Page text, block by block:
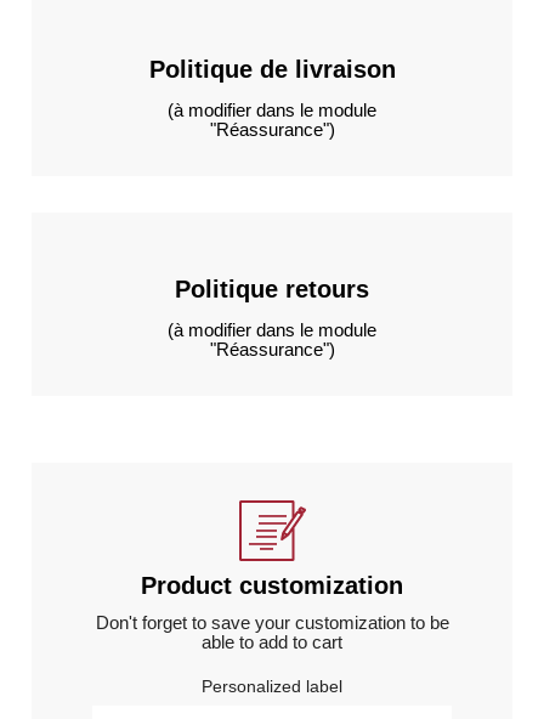
Politique de livraison
(à modifier dans le module
"Réassurance")
Politique retours
(à modifier dans le module
"Réassurance")
Product customization
Don't forget to save your customization to be
able to add to cart
Personalized label